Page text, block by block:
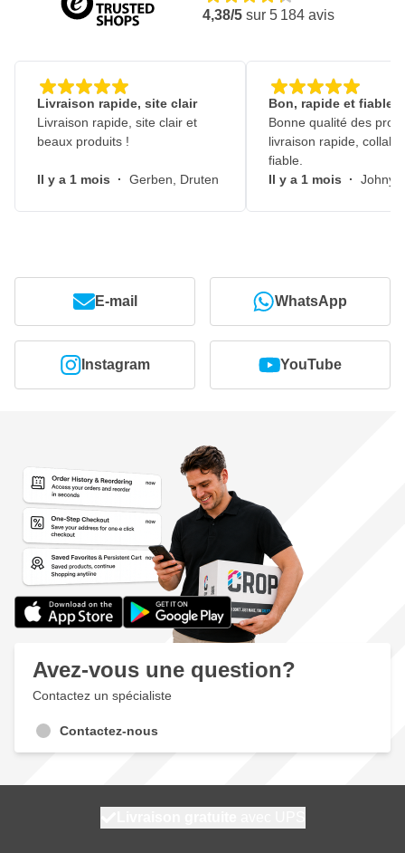
L'aérosol est doté d'une buse spéciale pour une pulvérisation
Cette couche de base peut être recouverte d'unvernis
transparent
4,38/5 sur 5 184 avis
Livraison rapide, site clair
Livraison rapide, site clair et
beaux produits !
Il y a 1 mois · Gerben, Druten
Bon, rapide et fiable
Bonne qualité des
livraison rapide,
fiable.
Il y a 1 mois · Johny,
E-mail WhatsApp
Instagram YouTube
Avez-vous une question?
Contactez un spécialiste
Contactez-nous